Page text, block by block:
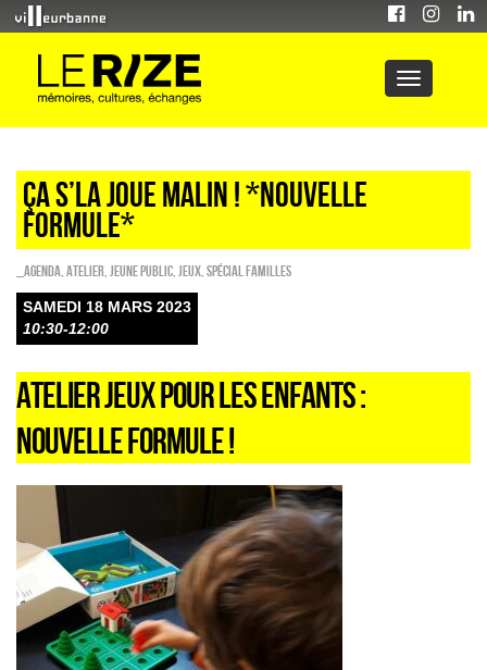
Ça s’la joue malin ! *Nouvelle
formule*
_Agenda Atelier Jeune public Jeux Spécial familles
SAMEDI 18 MARS 2023
10:30-12:00
ATELIER JEUX POUR LES ENFANTS :
NOUVELLE FORMULE !